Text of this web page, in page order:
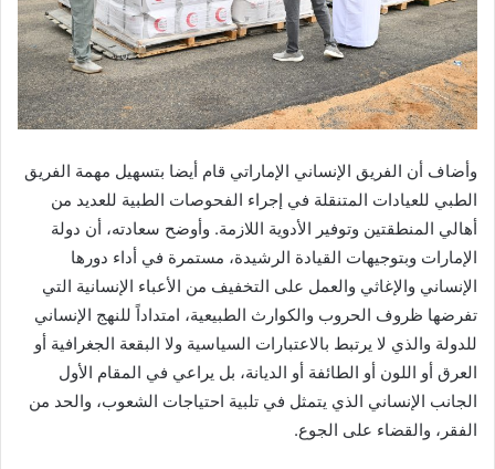
وأضاف أن الفريق الإنساني الإماراتي قام أيضا بتسهيل مهمة الفريق
الطبي للعيادات المتنقلة في إجراء الفحوصات الطبية للعديد من
أهالي المنطقتين وتوفير الأدوية اللازمة. وأوضح سعادته، أن دولة
الإمارات وبتوجيهات القيادة الرشيدة، مستمرة في أداء دورها
الإنساني والإغاثي والعمل على التخفيف من الأعباء الإنسانية التي
تفرضها ظروف الحروب والكوارث الطبيعية، امتداداً للنهج الإنساني
للدولة والذي لا يرتبط بالاعتبارات السياسية ولا البقعة الجغرافية أو
العرق أو اللون أو الطائفة أو الديانة، بل يراعي في المقام الأول
الجانب الإنساني الذي يتمثل في تلبية احتياجات الشعوب، والحد من
الفقر، والقضاء على الجوع.